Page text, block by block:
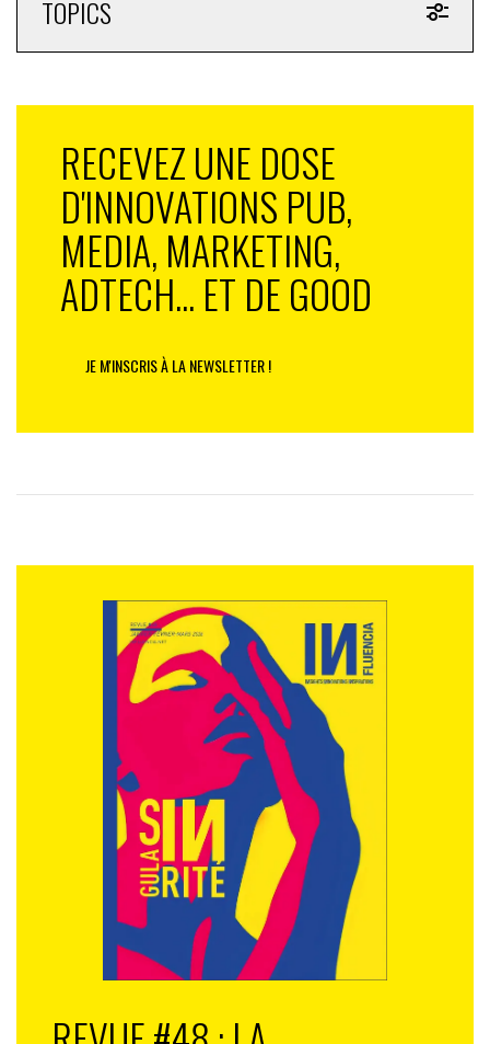
TOPICS
RECEVEZ UNE DOSE
D'INNOVATIONS PUB,
MEDIA, MARKETING,
ADTECH... ET DE GOOD
JE M'INSCRIS À LA NEWSLETTER !